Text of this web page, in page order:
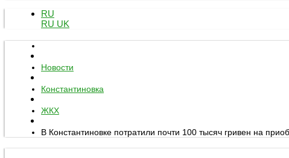
RU
RU UK
Новости
Константиновка
ЖКХ
В Константиновке потратили почти 100 тысяч гривен на